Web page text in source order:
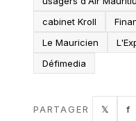
cabinet Kroll
Le Mauricien
Défimedia
PARTAGER 𝕏Twitter
f